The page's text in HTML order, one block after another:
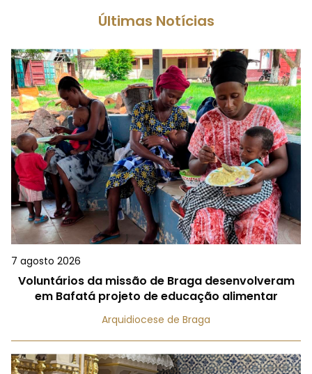
Últimas Notícias
7 agosto 2026
Voluntários da missão de Braga desenvolveram
em Bafatá projeto de educação alimentar
Arquidiocese de Braga